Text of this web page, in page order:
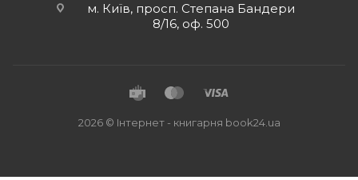
м. Київ, просп. Степана Бандери
8/16, оф. 500
2026 © Iнтернет - книгарня book24.ua